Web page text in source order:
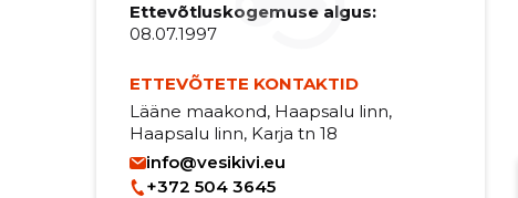
Ettevõtluskogemuse algus:
08.07.1997
ETTEVÕTETE KONTAKTID
Lääne maakond, Haapsalu linn,
Haapsalu linn, Karja tn 18
info@vesikivi.eu
+372 504 3645